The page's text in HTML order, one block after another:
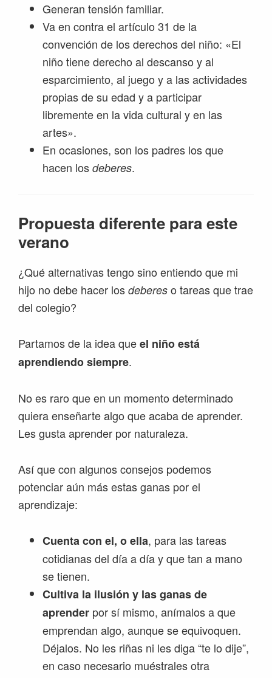
Generan tensión familiar.
Va en contra el artículo 31 de la
convención de los derechos del niño: «El
niño tiene derecho al descanso y al
esparcimiento, al juego y a las actividades
propias de su edad y a participar
libremente en la vida cultural y en las
artes».
En ocasiones, son los padres los que
hacen los deberes.
Propuesta diferente para este
verano
¿Qué alternativas tengo sino entiendo que mi
hijo no debe hacer los deberes o tareas que trae
del colegio?
Partamos de la idea queel niño está
aprendiendo siempre.
No es raro que en un momento determinado
quiera enseñarte algo que acaba de aprender.
Les gusta aprender por naturaleza.
Así que con algunos consejos podemos
potenciar aún más estas ganas por el
aprendizaje:
Cuenta con el, o ella, para las tareas
cotidianas del día a día y que tan a mano
se tienen.
Cultiva la ilusión y las ganas de
aprender por sí mismo, anímalos a que
emprendan algo, aunque se equivoquen.
Déjalos. No les riñas ni les diga “te lo dije”,
en caso necesario muéstrales otra